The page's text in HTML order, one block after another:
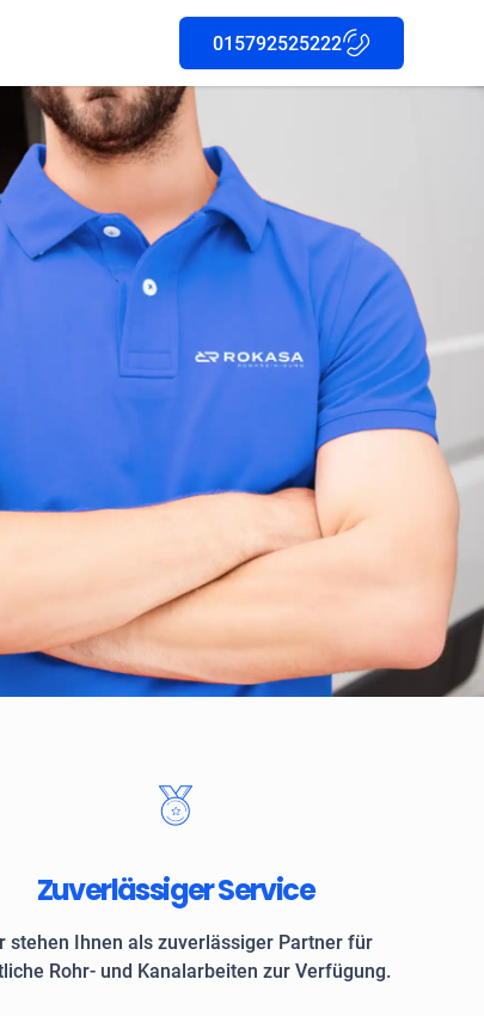
015792525222
Zuverlässiger Service
stehen Ihnen als zuverlässiger Partner für
Rohr- und Kanalarbeiten zur Verfügung.